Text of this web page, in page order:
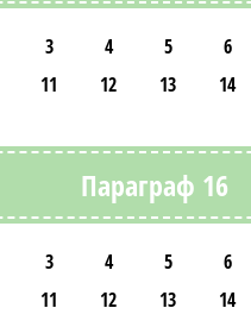
3 4 5 6
11 12 13 14
Параграф 16
3 4 5 6
11 12 13 14